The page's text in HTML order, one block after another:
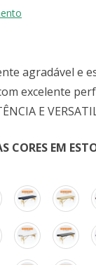
agradável e
excelente
E
CORES EM